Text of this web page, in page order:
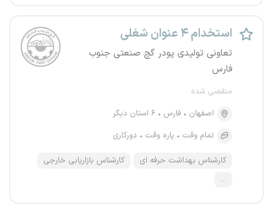
استخدام ۴ عنوان شغلی
تعاونی تولیدی پودر گچ صنعتی جنوب
فارس
منقضی شده
اصفهان
فارس
۶ استان دیگر
تمام وقت
پاره وقت دورکاری
کارشناس بهداشت حرفه ای
کارشناس بازاریابی خارجی
...